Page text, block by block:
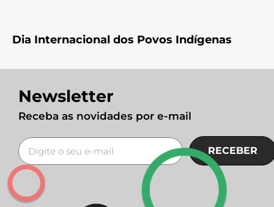
Dia Internacional dos Povos Indígenas
Newsletter
Receba as novidades por e-mail
RECEBER